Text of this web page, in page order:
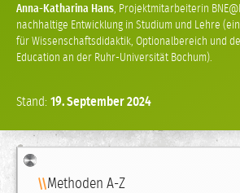
Anna-Katharina Hans, Projektmitarbeiterin
nachhaltige Entwicklung in Studium und Lehre
für Wissenschaftsdidaktik, Optionalbereich und
Education an der Ruhr-Universität Bochum).
Stand: 19.September2024
Navigation
Methoden A-Z